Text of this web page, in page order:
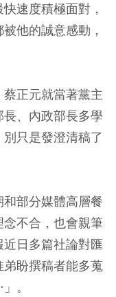
速度積極面對，
他的誠意感動，
正元就當著黨主
、內政部長多學
只是發澄清稿了
部分媒體高層餐
不合，也會親筆
日多篇社論對匯
盼撰稿者能多蒐
。